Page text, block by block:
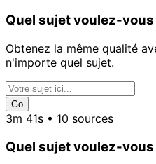
Quel sujet voulez-
Obtenez la même qualité
n'importe quel sujet.
Go
3m 41s • 10 sources
Quel sujet voulez-